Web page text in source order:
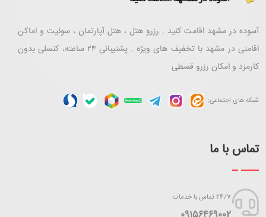
آسوده در مشهد اقامت کنید . رزرو هتل ، هتل آپارتمان ، سوئیت و اماکن
اقامتی در مشهد با تخفیف های ویژه . پشتیبانی ۲۴ ساعته، کنسلی بدون
کارمزد و امکان رزرو قسطی
شبکه های اجتماعی:
تماس با ما
24/7 تماس با خدمات